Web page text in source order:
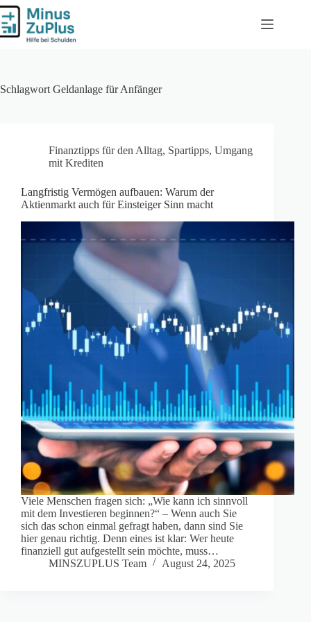
Zum
Inhalt
springen
Schlagwort Geldanlage für Anfänger
Finanztipps für den Alltag, Spartipps, Umgang
mit Krediten
Langfristig Vermögen aufbauen: Warum der
Aktienmarkt auch für Einsteiger Sinn macht
Viele Menschen fragen sich: „Wie kann ich sinnvoll
mit dem Investieren beginnen?“ – Wenn auch Sie
sich das schon einmal gefragt haben, dann sind Sie
hier genau richtig. Denn eines ist klar: Wer heute
finanziell gut aufgestellt sein möchte, muss…
MINSZUPLUS Team
August 24, 2025